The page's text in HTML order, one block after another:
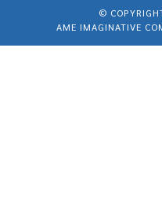
©
AME IMAGINATIVE